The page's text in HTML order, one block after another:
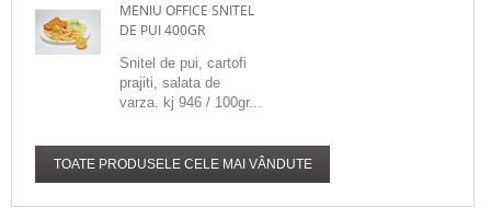
MENIU OFFICE SNITEL
DE PUI 400GR
Snitel de pui, cartofi
prajiti, salata de
varza. kj 946 / 100gr...
TOATE PRODUSELE CELE MAI VÂNDUTE